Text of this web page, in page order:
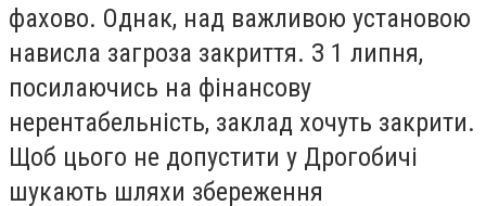
фахово. Однак, над важливою установою
нависла загроза закриття. З 1 липня,
посилаючись на фінансову
нерентабельність, заклад хочуть закрити.
Щоб цього не допустити у Дрогобичі
шукають шляхи збереження